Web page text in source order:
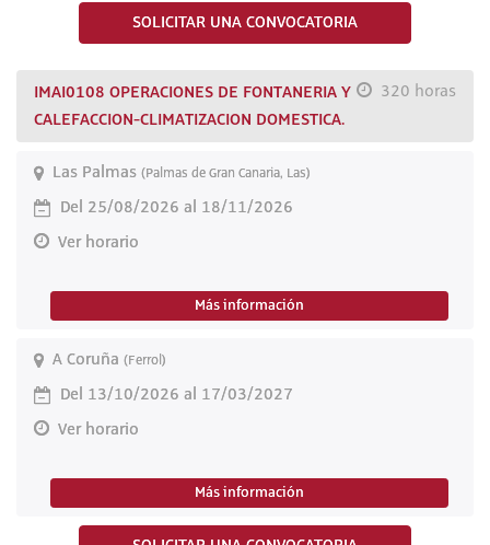
SOLICITAR UNA CONVOCATORIA
320 horas
IMAI0108 OPERACIONES DE FONTANERIA Y
CALEFACCION-CLIMATIZACION DOMESTICA.
Las Palmas (Palmas de Gran Canaria, Las)
Del 25/08/2026 al 18/11/2026
Ver horario
Más información
A Coruña (Ferrol)
Del 13/10/2026 al 17/03/2027
Ver horario
Más información